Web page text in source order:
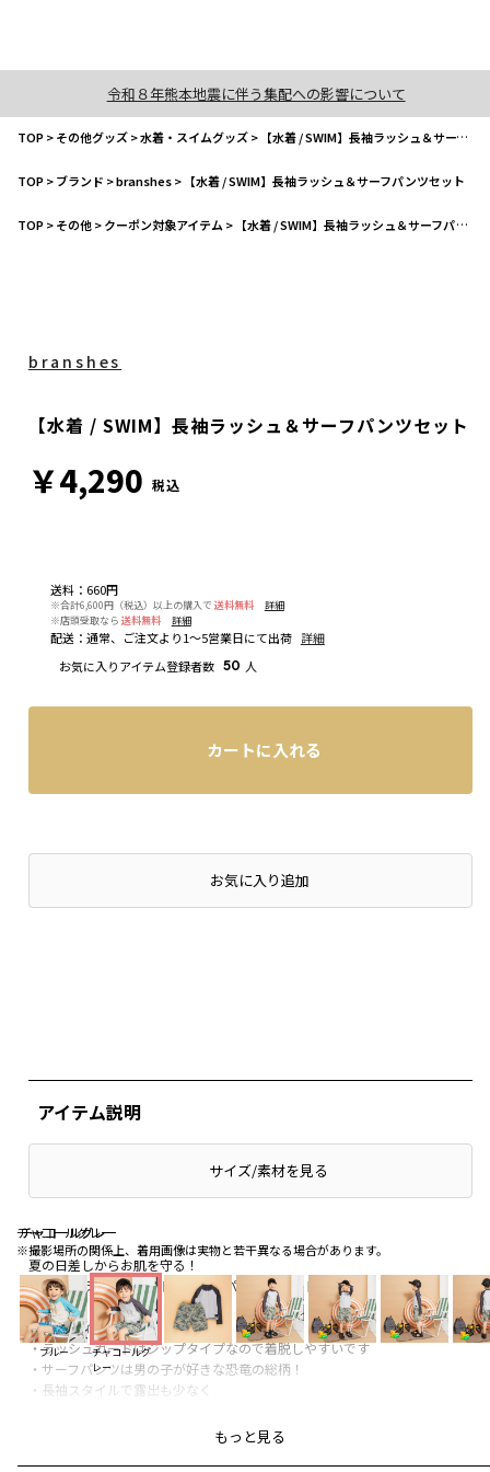
令和８年熊本地震に伴う集配への影響について
TOP>その他グッズ>水着・スイムグッズ> 【水着 / SWIM】長袖ラッシュ＆サーフパンツセット
TOP>ブランド >branshes> 【水着 / SWIM】長袖ラッシュ＆サーフパンツセット
TOP>その他>クーポン対象アイテム > 【水着 / SWIM】長袖ラッシュ＆サーフパンツセット
チャコールグレー
※撮影場所の関係上、着用画像は実物と若干異なる場合があります。
チャコールグレー
チャコールグレー
ブルー
チャコールグ
レー
送料： 660円
※合計6,600円（税込）以上の購入で 送料無料
詳細
※店頭受取なら 送料無料 詳細
配送： 通常、ご注文より1～5営業日にて出荷 詳細
お気に入りアイテム登録者数 50 人
branshes
【水着 / SWIM】長袖ラッシュ＆サーフパンツセット
￥4,290 税込
カートに入れる
店頭在庫を確認するお気に入り追加
アイテム説明
サイズ/素材を見る
夏の日差しからお肌を守る！
配色長袖ラッシュガードとサーフパンツのセット水着♪
■商品ポイント
・ラッシュガードはジップタイプなので着脱しやすいです
・サーフパンツは男の子が好きな恐竜の総柄！
・長袖スタイルで露出も少なく
・水遊びに最適なUVケア商品ですもっと見る